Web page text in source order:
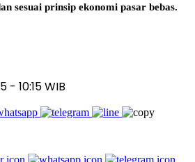
sesuai prinsip ekonomi pasar bebas.
- 10:15 WIB